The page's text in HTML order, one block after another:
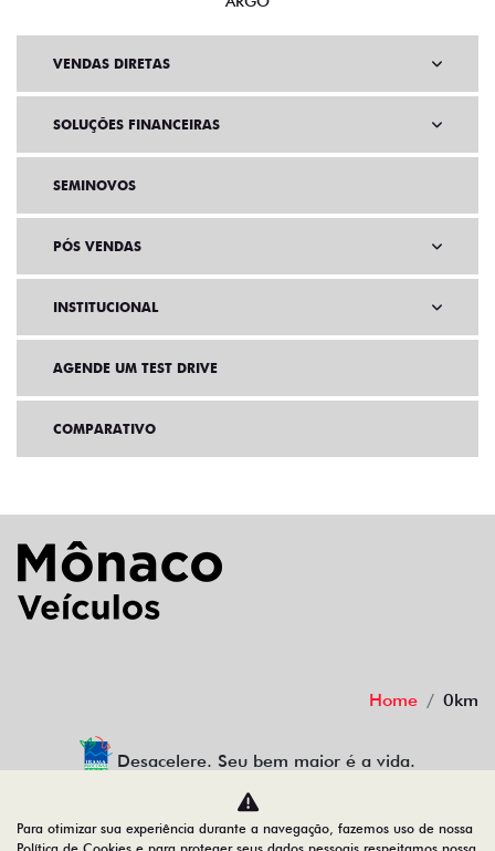
VENDAS DIRETAS
SOLUÇÕES FINANCEIRAS
SEMINOVOS
PÓS VENDAS
INSTITUCIONAL
AGENDE UM TEST DRIVE
COMPARATIVO
Home 0km
Desacelere. Seu bem maior é a vida.
Para otimizar sua experiência durante a navegação, fazemos uso de nossa